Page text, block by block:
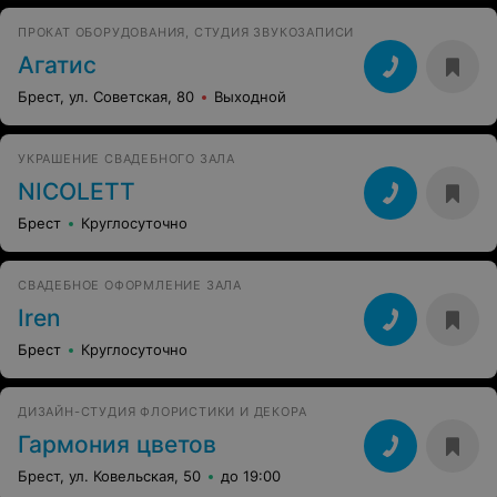
эффектно и, главное, не избито. вобщем, все довольны.
реята, спасибо вам еще раз - вы классно работаете!
успехов!
ПРОКАТ ОБОРУДОВАНИЯ, СТУДИЯ ЗВУКОЗАПИСИ
Агатис
Брест, ул. Советская, 80 Выходной
УКРАШЕНИЕ СВАДЕБНОГО ЗАЛА
NICOLETT
Брест Круглосуточно
СВАДЕБНОЕ ОФОРМЛЕНИЕ ЗАЛА
Iren
Брест Круглосуточно
ДИЗАЙН-СТУДИЯ ФЛОРИСТИКИ И ДЕКОРА
Гармония цветов
Брест, ул. Ковельская, 50 до 19:00